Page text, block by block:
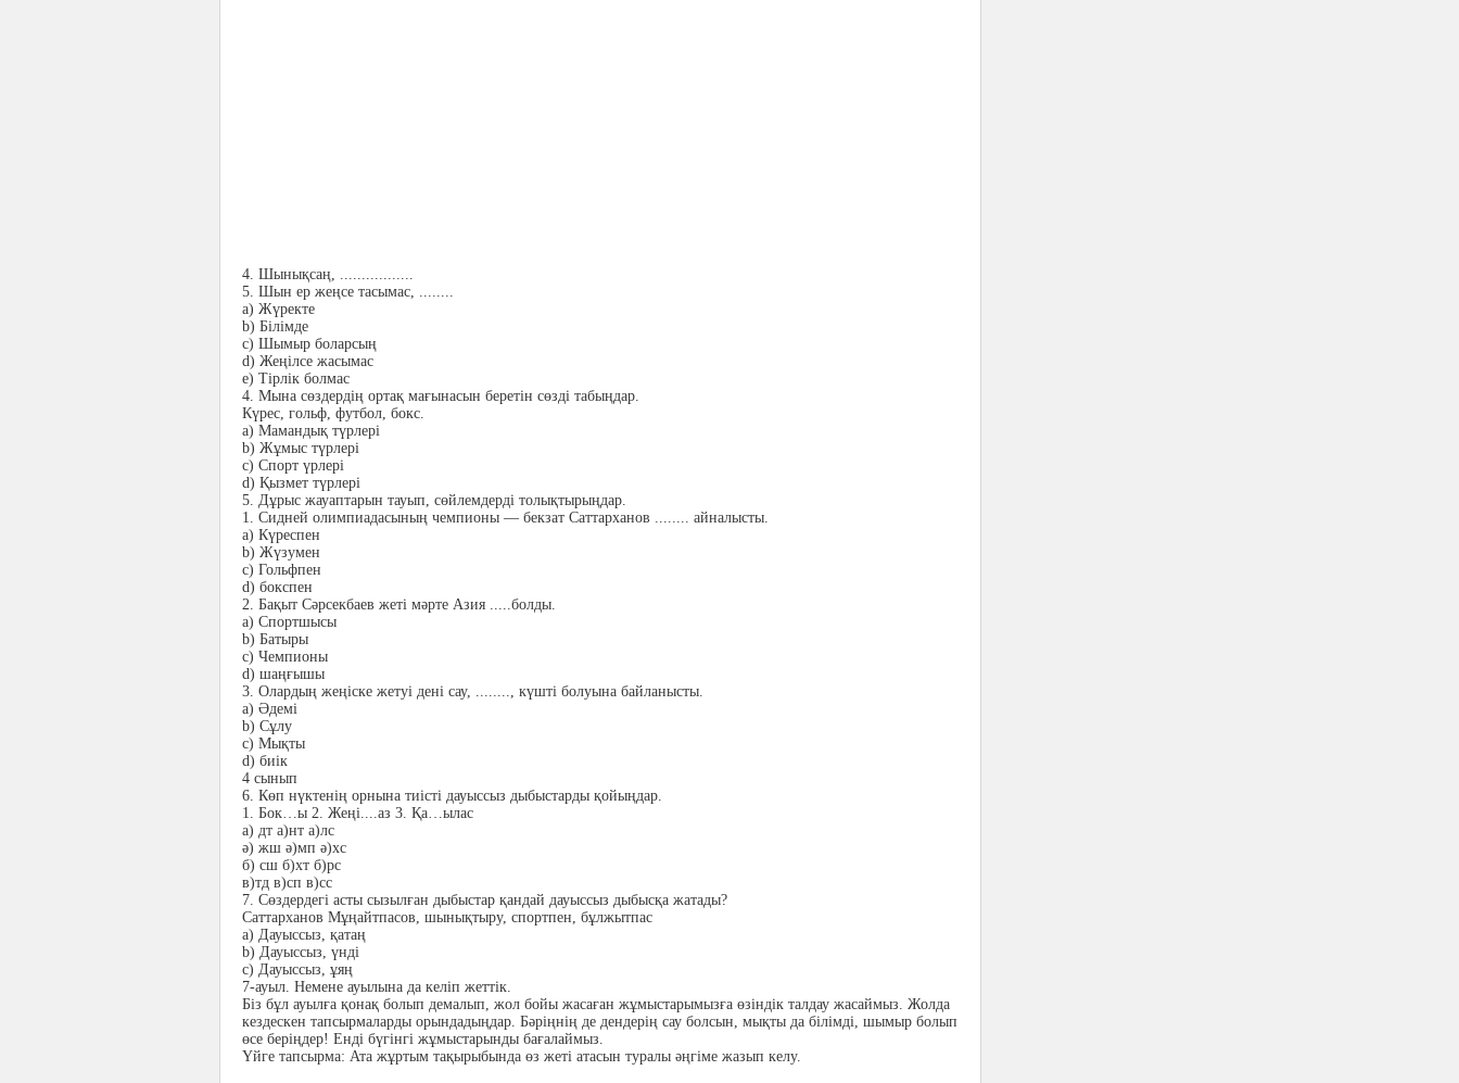
4. Шынықсаң, .................
5. Шын ер жеңсе тасымас, ........
a) Жүректе
b) Білімде
c) Шымыр боларсың
d) Жеңілсе жасымас
e) Тірлік болмас
4. Мына сөздердің ортақ мағынасын беретін сөзді табыңдар.
Күрес, гольф, футбол, бокс.
a) Мамандық түрлері
b) Жұмыс түрлері
c) Спорт үрлері
d) Қызмет түрлері
5. Дұрыс жауаптарын тауып, сөйлемдерді толықтырыңдар.
1. Сидней олимпиадасының чемпионы — бекзат Саттарханов ........ айналысты.
a) Күреспен
b) Жүзумен
c) Гольфпен
d) бокспен
2. Бақыт Сәрсекбаев жеті мәрте Азия .....болды.
a) Спортшысы
b) Батыры
c) Чемпионы
d) шаңғышы
3. Олардың жеңіске жетуі дені сау, ........, күшті болуына байланысты.
a) Әдемі
b) Сұлу
c) Мықты
d) биік
4 сынып
6. Көп нүктенің орнына тиісті дауыссыз дыбыстарды қойыңдар.
1. Бок…ы 2. Жеңі....аз 3. Қа…ылас
а) дт а)нт а)лс
ә) жш ә)мп ә)хс
б) сш б)хт б)рс
в)тд в)сп в)сс
7. Сөздердегі асты сызылған дыбыстар қандай дауыссыз дыбысқа жатады?
Саттарханов Мұңайтпасов, шынықтыру, спортпен, бұлжытпас
a) Дауыссыз, қатаң
b) Дауыссыз, үнді
c) Дауыссыз, ұяң
7-ауыл. Немене ауылына да келіп жеттік.
Біз бұл ауылға қонақ болып демалып, жол бойы жасаған жұмыстарымызға өзіндік талдау жасаймыз. Жолда
кездескен тапсырмаларды орындадыңдар. Бәріңнің де дендерің сау болсын, мықты да білімді, шымыр болып
өсе беріңдер! Енді бүгінгі жұмыстарынды бағалаймыз.
Үйге тапсырма: Ата жұртым тақырыбында өз жеті атасын туралы әңгіме жазып келу.